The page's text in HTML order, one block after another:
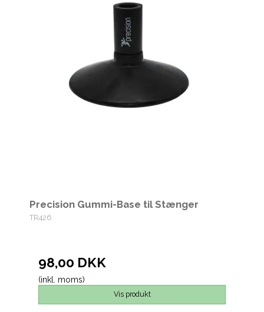
Precision Gummi-Base til Stænger
TR426
98,00 DKK
(inkl. moms)
Vis produkt